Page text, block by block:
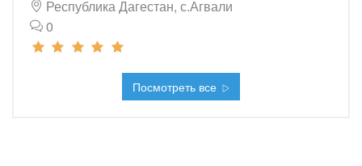
Республика Дагестан, с.Агвали
0
Посмотреть все